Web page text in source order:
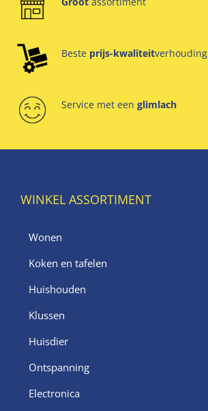
Beste prijs-kwaliteitverhouding
Service met een glimlach
WINKEL ASSORTIMENT
Wonen
Koken en tafelen
Huishouden
Klussen
Huisdier
Ontspanning
Electronica